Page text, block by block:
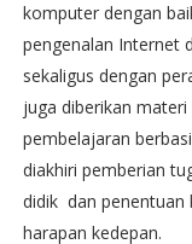
komputer dengan
pengenalan Internet
sekaligus dengan
juga diberikan
pembelajaran
diakhiri pemberian
didik dan penentuan
harapan kedepan.